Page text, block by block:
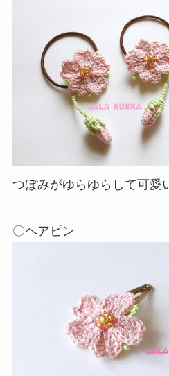
つぼみがゆらゆらして可
〇ヘアピン